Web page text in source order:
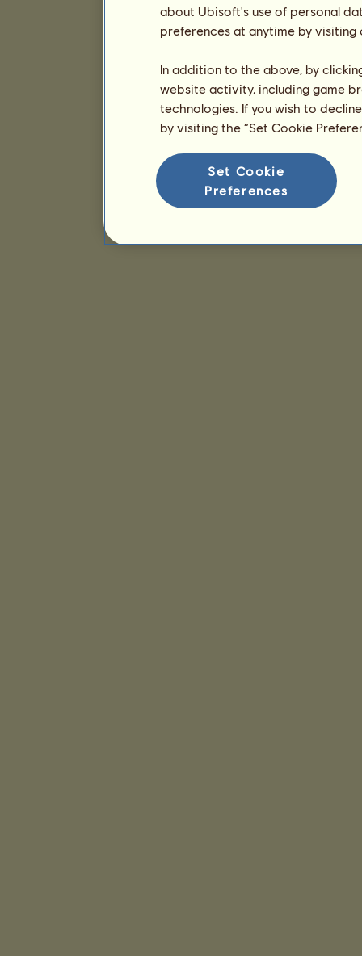
about Ubisoft's use of personal
preferences at anytime by
In addition to the above, by
website activity, including game
technologies. If you wish to
by visiting the “Set Cookie
Set Cookie
Preferences